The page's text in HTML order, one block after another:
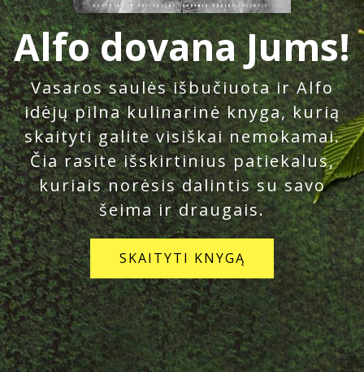
Alfo dovana Jums!
Vasaros saulės išbučiuota ir Alfo
idėjų pilna kulinarinė knyga, kurią
skaityti galite visiškai nemokamai.
Čia rasite išskirtinius patiekalus,
kuriais norėsis dalintis su savo
šeima ir draugais.
SKAITYTI KNYGĄ